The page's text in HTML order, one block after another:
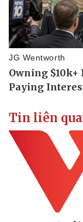
Tin liên